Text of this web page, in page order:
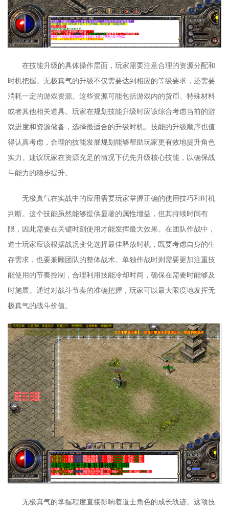
在技能升级的具体操作层面，玩家需要注意合理的资源分配和
时机把握。无极真气的升级不仅需要达到相应的等级要求，还需要
消耗一定的游戏资源。这些资源可能包括游戏内的货币、特殊材料
或者其他相关道具。玩家在规划技能升级时应该综合考虑当前的游
戏进度和资源储备，选择最适合的升级时机。技能的升级顺序也值
得认真考虑，合理的技能发展规划能够帮助玩家更有效地提升角色
实力。建议玩家在资源充足的情况下优先升级核心技能，以确保战
斗能力的稳步提升。
无极真气在实战中的应用需要玩家掌握正确的使用技巧和时机
判断。这个技能虽然能够提供显著的属性增益，但其持续时间有
限，因此需要在关键时刻使用才能发挥最大效果。在团队作战中，
道士玩家应该根据战况变化选择最佳释放时机，既要考虑自身的生
存需求，也要兼顾团队的整体战术。单独作战时则需要更加注重技
能使用的节奏控制，合理利用技能冷却时间，确保在需要时能够及
时施展。通过对战斗节奏的准确把握，玩家可以最大限度地发挥无
极真气的战斗价值。
无极真气的掌握程度直接影响着道士角色的成长轨迹。这项技